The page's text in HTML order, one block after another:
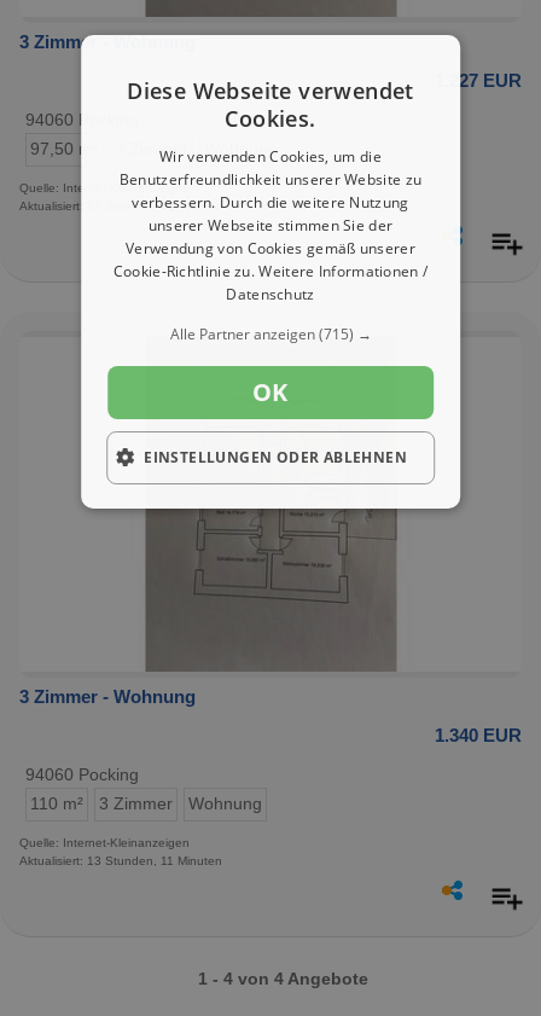
3 Zimmer - Wohnung
1.227 EUR
94060 Pocking
97,50 m²
3 Zimmer Wohnung
Quelle: Internet-Kleinanzeigen
Aktualisiert: 13 Stunden, 12 Minuten
3 Zimmer - Wohnung
1.340 EUR
94060 Pocking
110 m²
3 Zimmer Wohnung
Quelle: Internet-Kleinanzeigen
Aktualisiert: 13 Stunden, 11 Minuten
1 - 4 von 4 Angebote
Diese Webseite verwendet
Cookies.
Wir verwenden Cookies, um die
Benutzerfreundlichkeit unserer Website zu
verbessern. Durch die weitere Nutzung
unserer Webseite stimmen Sie der
Verwendung von Cookies gemäß unserer
Cookie-Richtlinie zu.Weitere Informationen /
Datenschutz
Alle Partner anzeigen(715) →
OK
EINSTELLUNGEN ODER ABLEHNEN